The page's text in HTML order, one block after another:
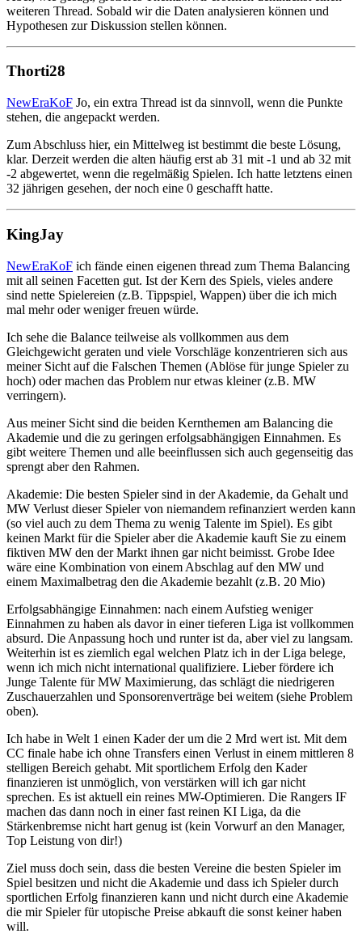
weiteren Thread. Sobald wir die Daten analysieren können und
Hypothesen zur Diskussion stellen können.
Thorti28
NewEraKoF Jo, ein extra Thread ist da sinnvoll, wenn die Punkte
stehen, die angepackt werden.
Zum Abschluss hier, ein Mittelweg ist bestimmt die beste Lösung,
klar. Derzeit werden die alten häufig erst ab 31 mit -1 und ab 32 mit
-2 abgewertet, wenn die regelmäßig Spielen. Ich hatte letztens einen
32 jährigen gesehen, der noch eine 0 geschafft hatte.
KingJay
NewEraKoF ich fände einen eigenen thread zum Thema Balancing
mit all seinen Facetten gut. Ist der Kern des Spiels, vieles andere
sind nette Spielereien (z.B. Tippspiel, Wappen) über die ich mich
mal mehr oder weniger freuen würde.
Ich sehe die Balance teilweise als vollkommen aus dem
Gleichgewicht geraten und viele Vorschläge konzentrieren sich aus
meiner Sicht auf die Falschen Themen (Ablöse für junge Spieler zu
hoch) oder machen das Problem nur etwas kleiner (z.B. MW
verringern).
Aus meiner Sicht sind die beiden Kernthemen am Balancing die
Akademie und die zu geringen erfolgsabhängigen Einnahmen. Es
gibt weitere Themen und alle beeinflussen sich auch gegenseitig das
sprengt aber den Rahmen.
Akademie: Die besten Spieler sind in der Akademie, da Gehalt und
MW Verlust dieser Spieler von niemandem refinanziert werden kann
(so viel auch zu dem Thema zu wenig Talente im Spiel). Es gibt
keinen Markt für die Spieler aber die Akademie kauft Sie zu einem
fiktiven MW den der Markt ihnen gar nicht beimisst. Grobe Idee
wäre eine Kombination von einem Abschlag auf den MW und
einem Maximalbetrag den die Akademie bezahlt (z.B. 20 Mio)
Erfolgsabhängige Einnahmen: nach einem Aufstieg weniger
Einnahmen zu haben als davor in einer tieferen Liga ist vollkommen
absurd. Die Anpassung hoch und runter ist da, aber viel zu langsam.
Weiterhin ist es ziemlich egal welchen Platz ich in der Liga belege,
wenn ich mich nicht international qualifiziere. Lieber fördere ich
Junge Talente für MW Maximierung, das schlägt die niedrigeren
Zuschauerzahlen und Sponsorenverträge bei weitem (siehe Problem
oben).
Ich habe in Welt 1 einen Kader der um die 2 Mrd wert ist. Mit dem
CC finale habe ich ohne Transfers einen Verlust in einem mittleren 8
stelligen Bereich gehabt. Mit sportlichem Erfolg den Kader
finanzieren ist unmöglich, von verstärken will ich gar nicht
sprechen. Es ist aktuell ein reines MW-Optimieren. Die Rangers IF
machen das dann noch in einer fast reinen KI Liga, da die
Stärkenbremse nicht hart genug ist (kein Vorwurf an den Manager,
Top Leistung von dir!)
Ziel muss doch sein, dass die besten Vereine die besten Spieler im
Spiel besitzen und nicht die Akademie und dass ich Spieler durch
sportlichen Erfolg finanzieren kann und nicht durch eine Akademie
die mir Spieler für utopische Preise abkauft die sonst keiner haben
will.